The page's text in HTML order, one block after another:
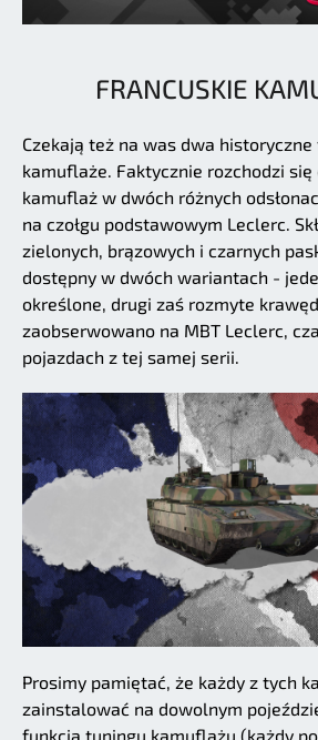
FRANCUSKIE
Czekają też na was dwa
kamuflaże. Faktycznie rozchodzi
kamuflaż w dwóch różnych
na czołgu podstawowym Leclerc.
zielonych, brązowych i czarnych
dostępny w dwóch wariantach -
określone, drugi zaś rozmyte
zaobserwowano na MBT Leclerc,
pojazdach z tej samej serii.
Prosimy pamiętać, że każdy z tych
zainstalować na dowolnym
funkcją tuningu kamuflażu (każdy